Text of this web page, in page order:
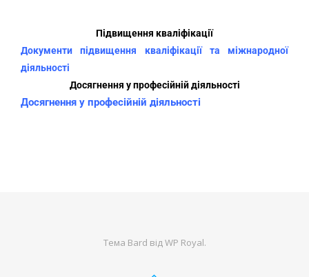
Підвищення кваліфікації
Документи підвищення кваліфікації та міжнародної
діяльності
Досягнення у професійній діяльності
Досягнення у професійній діяльності
Тема Bard відWP Royal.